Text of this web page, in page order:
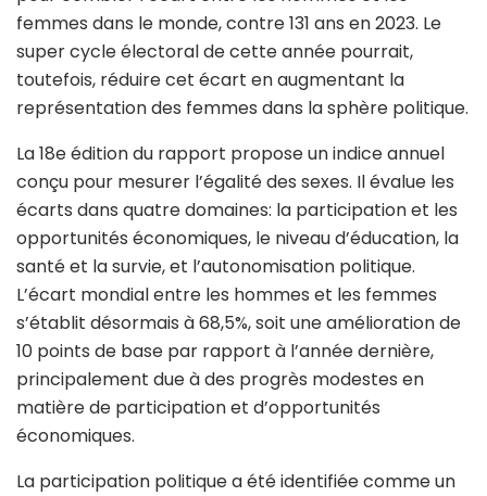
femmes dans le monde, contre 131 ans en 2023. Le
super cycle électoral de cette année pourrait,
toutefois, réduire cet écart en augmentant la
représentation des femmes dans la sphère politique.
La 18e édition du rapport propose un indice annuel
conçu pour mesurer l’égalité des sexes. Il évalue les
écarts dans quatre domaines: la participation et les
opportunités économiques, le niveau d’éducation, la
santé et la survie, et l’autonomisation politique.
L’écart mondial entre les hommes et les femmes
s’établit désormais à 68,5%, soit une amélioration de
10 points de base par rapport à l’année dernière,
principalement due à des progrès modestes en
matière de participation et d’opportunités
économiques.
La participation politique a été identifiée comme un